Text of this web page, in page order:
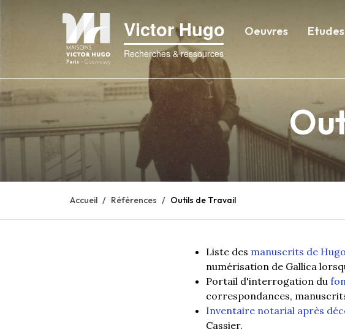
Victor Hugo
Recherches & ressources
Oeuvres Etudes
Accueil Références Outils de Travail
Liste des manuscrits de
numérisation de Gallica
Portail d'interrogation du
correspondances,
Inventaire notarial après
Cassier.